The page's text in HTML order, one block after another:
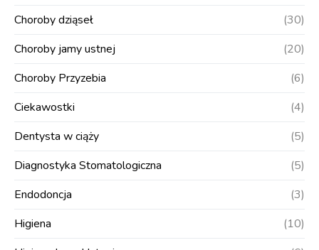
Choroby dziąseł
(30)
Choroby jamy ustnej
(20)
Choroby Przyzebia
(6)
Ciekawostki
(4)
Dentysta w ciąży
(5)
Diagnostyka Stomatologiczna
(5)
Endodoncja
(3)
Higiena
(10)